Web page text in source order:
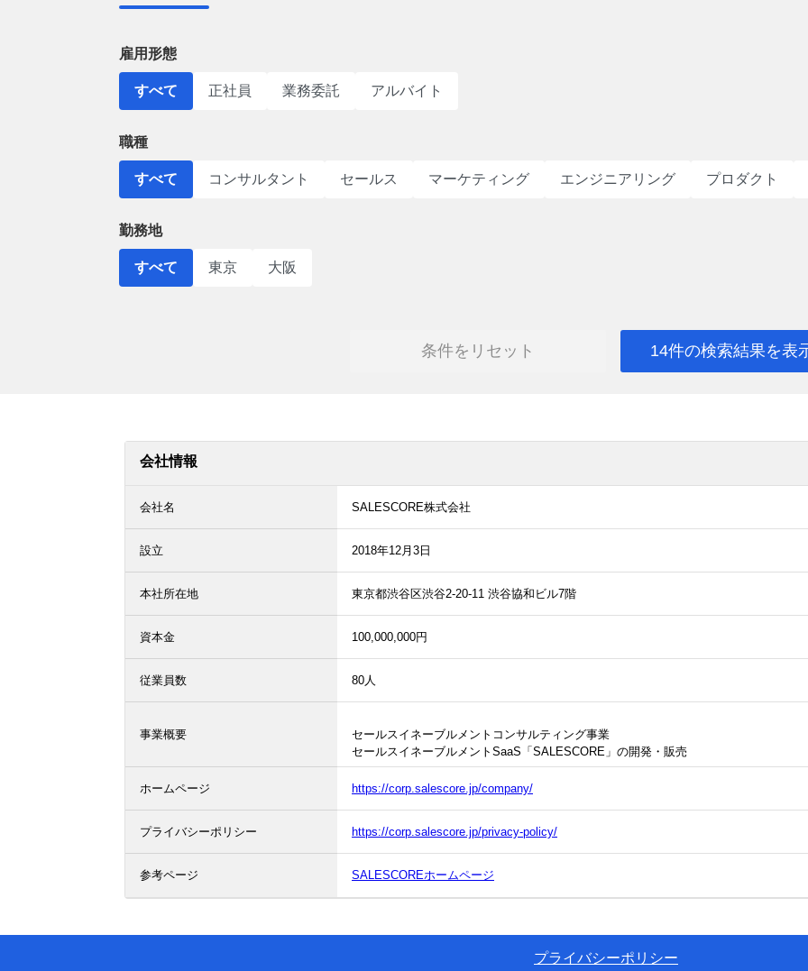
雇用形態
すべて 正社員 業務委託 アルバイト
職種
すべて コンサルタント セールス マーケティング エンジニアリング プロダクト
勤務地
すべて 東京 大阪
条件をリセット 14件の検索結果を表
会社情報
会社名 SALESCORE株式会社
設立 2018年12月3日
本社所在地 東京都渋谷区渋谷2-20-11 渋谷協和ビル7階
資本金 100,000,000円
従業員数 80人
事業概要
セールスイネーブルメントコンサルティング事業
セールスイネーブルメントSaaS「SALESCORE」の開発・販売
ホームページ https://corp.salescore.jp/company/
プライバシーポリシー https://corp.salescore.jp/privacy-policy/
参考ページ SALESCOREホームページ
プライバシーポリシー